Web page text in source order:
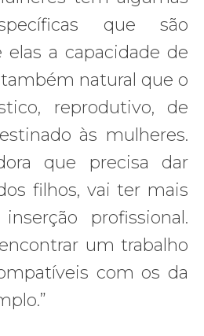
que são
elas a capacidade de
natural que o
reprodutivo, de
às mulheres.
que precisa dar
filhos, vai ter mais
profissional.
um trabalho
com os da